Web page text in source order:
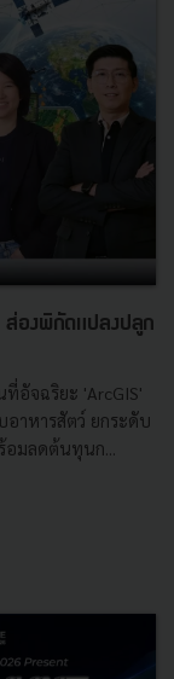
ส่องพิกัดแปลงปลูก
อัจฉริยะ 'ArcGIS'
าหารสัตว์ ยกระดับ
อมลดต้นทุนก...